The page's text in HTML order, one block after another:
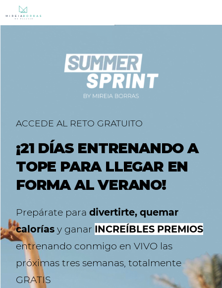
ACCEDE AL RETO GRATUITO
¡21 DÍAS ENTRENANDO A
TOPE PARA LLEGAR EN
FORMA AL VERANO!
Prepárate para divertirte, quemar
calorías y ganar INCREÍBLES PREMIOS
entrenando conmigo en VIVO las
próximas tres semanas, totalmente
GRATIS